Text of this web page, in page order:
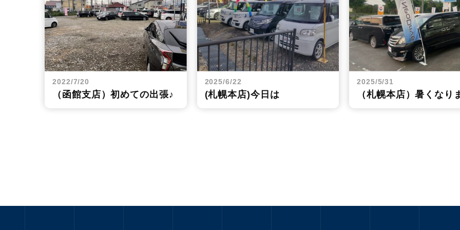
2022/7/20
（函館支店）初めての出張♪
2025/6/22
(札幌本店)今日は
2025/5/31
（札幌本店）暑くなり